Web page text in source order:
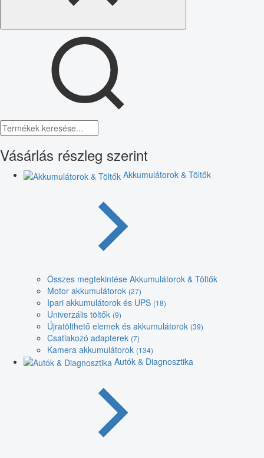
Vásárlás részleg szerint
Akkumulátorok & Töltők
Összes megtekintése Akkumulátorok & Töltők
Motor akkumulátorok (27)
Ipari akkumulátorok és UPS (18)
Univerzális töltők (9)
Újratölthető elemek és akkumulátorok (39)
Csatlakozó adapterek (7)
Kamera akkumulátorok (134)
Autók & Diagnosztika